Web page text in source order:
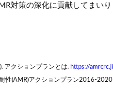
対策の深化に貢献してまいり
アクションプランとは. https://
性(AMR)アクションプラン2016-